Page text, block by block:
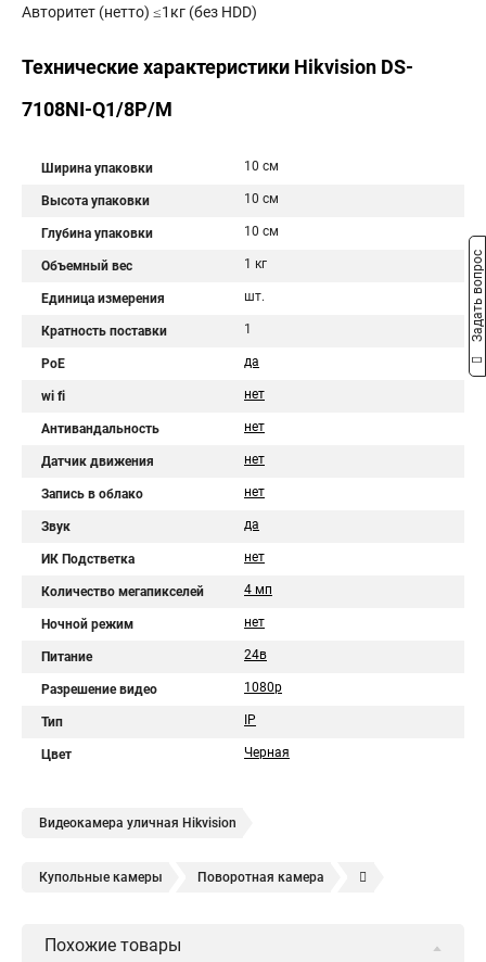
Авторитет (нетто) ≤1кг (без HDD)
Технические характеристики Hikvision DS-
7108NI-Q1/8P/M
Ширина упаковки 10 см
Высота упаковки 10 см
Глубина упаковки 10 см
Объемный вес 1 кг
Единица измерения шт.
Кратность поставки 1
PoE да
wi fi нет
Антивандальность нет
Датчик движения нет
Запись в облако нет
Звук да
ИК Подстветка нет
Количество мегапикселей 4 мп
Ночной режим нет
Питание 24в
Разрешение видео 1080p
Тип IP
Цвет Черная
Видеокамера уличная Hikvision
Купольные камеры Поворотная камера
Камера видеонаблюдения hikvision
Похожие товары
Задать вопрос